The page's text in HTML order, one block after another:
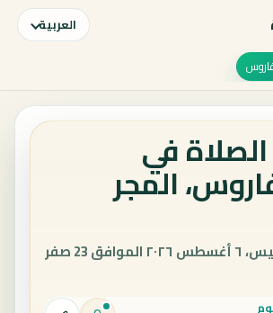
العربية
في
المجر
تاريخ اليوم: الخميس، ٦ أغسطس ٢٠٢٦ الموافق 23 صفر